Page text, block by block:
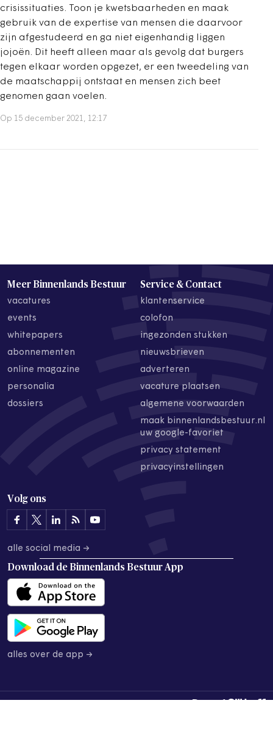
crisissituaties. Toon je kwetsbaarheden en maak
gebruik van de expertise van mensen die daarvoor
zijn afgestudeerd en ga niet eigenhandig liggen
jojoën. Dit heeft alleen maar als gevolg dat burgers
tegen elkaar worden opgezet, er een tweedeling van
de maatschappij ontstaat en mensen zich beet
genomen gaan voelen.
Op 15 december 2021, 12:17
Meer Binnenlands Bestuur
vacatures
events
whitepapers
abonnementen
online magazine
personalia
dossiers
Service & Contact
klantenservice
colofon
ingezonden stukken
nieuwsbrieven
adverteren
vacature plaatsen
algemene voorwaarden
maak binnenlandsbestuur.nl
uw google-favoriet
privacy statement
privacyinstellingen
Volg ons
alle social media →
Download de Binnenlands Bestuur App
alles over de app →